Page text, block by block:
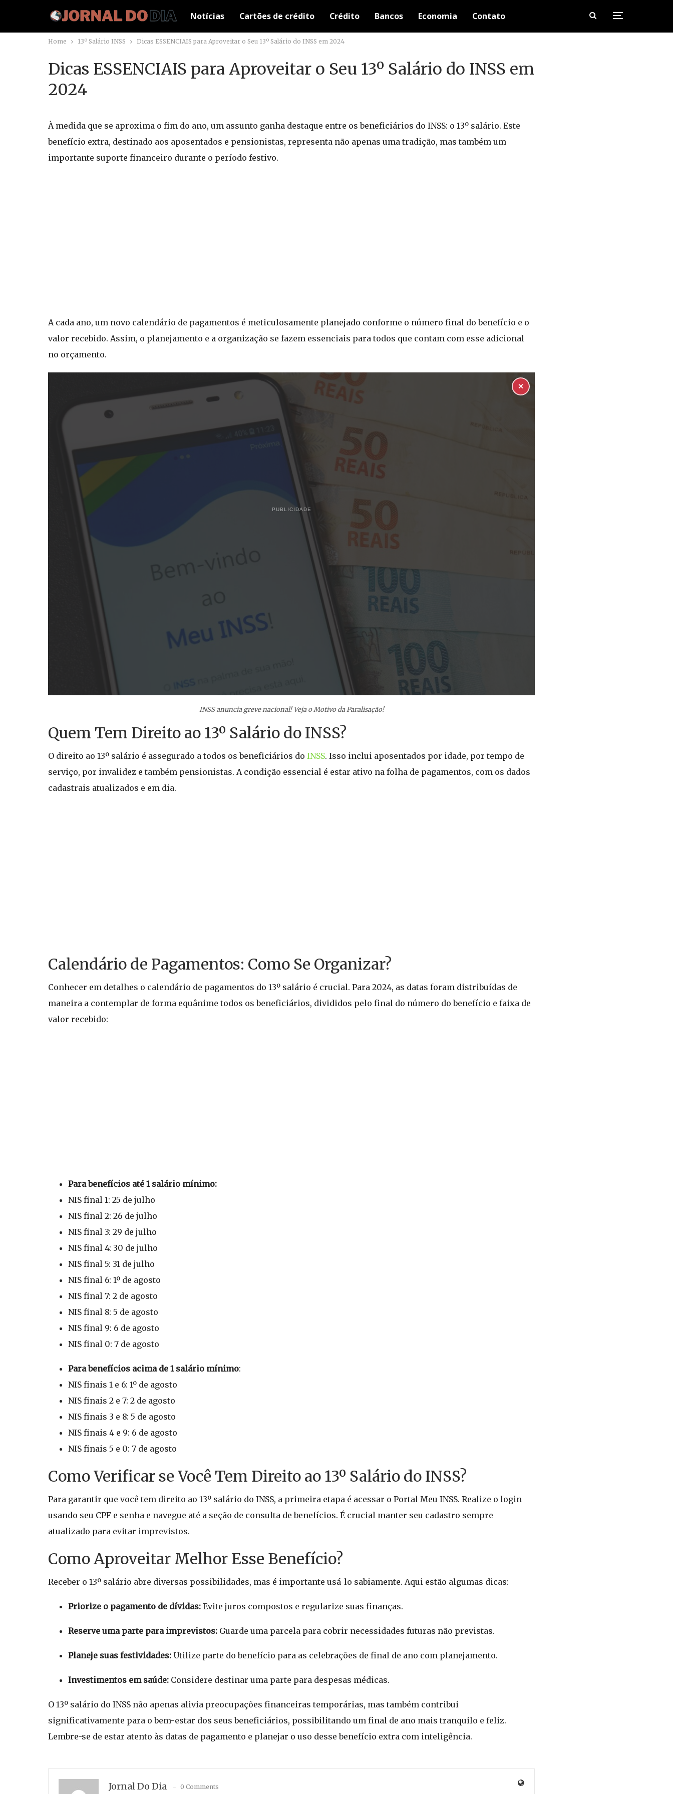
Notícias Cartões de crédito Crédito Bancos Economia Contato
Home 13º Salário INSS Dicas ESSENCIAIS para Aproveitar o Seu 13º Salário do INSS em 2024
Dicas ESSENCIAIS para Aproveitar o Seu 13º Salário do INSS em
2024
À medida que se aproxima o fim do ano, um assunto ganha destaque entre os beneficiários do INSS: o 13º salário. Este
benefício extra, destinado aos aposentados e pensionistas, representa não apenas uma tradição, mas também um
importante suporte financeiro durante o período festivo.
A cada ano, um novo calendário de pagamentos é meticulosamente planejado conforme o número final do benefício e o
valor recebido. Assim, o planejamento e a organização se fazem essenciais para todos que contam com esse adicional
no orçamento.
PUBLICIDADE
✕
INSS anuncia greve nacional! Veja o Motivo da Paralisação!
Quem Tem Direito ao 13º Salário do INSS?
O direito ao 13º salário é assegurado a todos os beneficiários do INSS. Isso inclui aposentados por idade, por tempo de
serviço, por invalidez e também pensionistas. A condição essencial é estar ativo na folha de pagamentos, com os dados
cadastrais atualizados e em dia.
Calendário de Pagamentos: Como Se Organizar?
Conhecer em detalhes o calendário de pagamentos do 13º salário é crucial. Para 2024, as datas foram distribuídas de
maneira a contemplar de forma equânime todos os beneficiários, divididos pelo final do número do benefício e faixa de
valor recebido:
Para benefícios até 1 salário mínimo:
NIS final 1: 25 de julho
NIS final 2: 26 de julho
NIS final 3: 29 de julho
NIS final 4: 30 de julho
NIS final 5: 31 de julho
NIS final 6: 1º de agosto
NIS final 7: 2 de agosto
NIS final 8: 5 de agosto
NIS final 9: 6 de agosto
NIS final 0: 7 de agosto
Para benefícios acima de 1 salário mínimo:
NIS finais 1 e 6: 1º de agosto
NIS finais 2 e 7: 2 de agosto
NIS finais 3 e 8: 5 de agosto
NIS finais 4 e 9: 6 de agosto
NIS finais 5 e 0: 7 de agosto
Como Verificar se Você Tem Direito ao 13º Salário do INSS?
Para garantir que você tem direito ao 13º salário do INSS, a primeira etapa é acessar o Portal Meu INSS. Realize o login
usando seu CPF e senha e navegue até a seção de consulta de benefícios. É crucial manter seu cadastro sempre
atualizado para evitar imprevistos.
Como Aproveitar Melhor Esse Benefício?
Receber o 13º salário abre diversas possibilidades, mas é importante usá-lo sabiamente. Aqui estão algumas dicas:
Priorize o pagamento de dívidas: Evite juros compostos e regularize suas finanças.
Reserve uma parte para imprevistos: Guarde uma parcela para cobrir necessidades futuras não previstas.
Planeje suas festividades: Utilize parte do benefício para as celebrações de final de ano com planejamento.
Investimentos em saúde: Considere destinar uma parte para despesas médicas.
O 13º salário do INSS não apenas alivia preocupações financeiras temporárias, mas também contribui
significativamente para o bem-estar dos seus beneficiários, possibilitando um final de ano mais tranquilo e feliz.
Lembre-se de estar atento às datas de pagamento e planejar o uso desse benefício extra com inteligência.
Jornal Do Dia 0 Comments